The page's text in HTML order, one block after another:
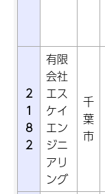
2
1
8
2
有限
会社
エス
ケイ
エン
ジニ
アリ
ング
千
葉
市